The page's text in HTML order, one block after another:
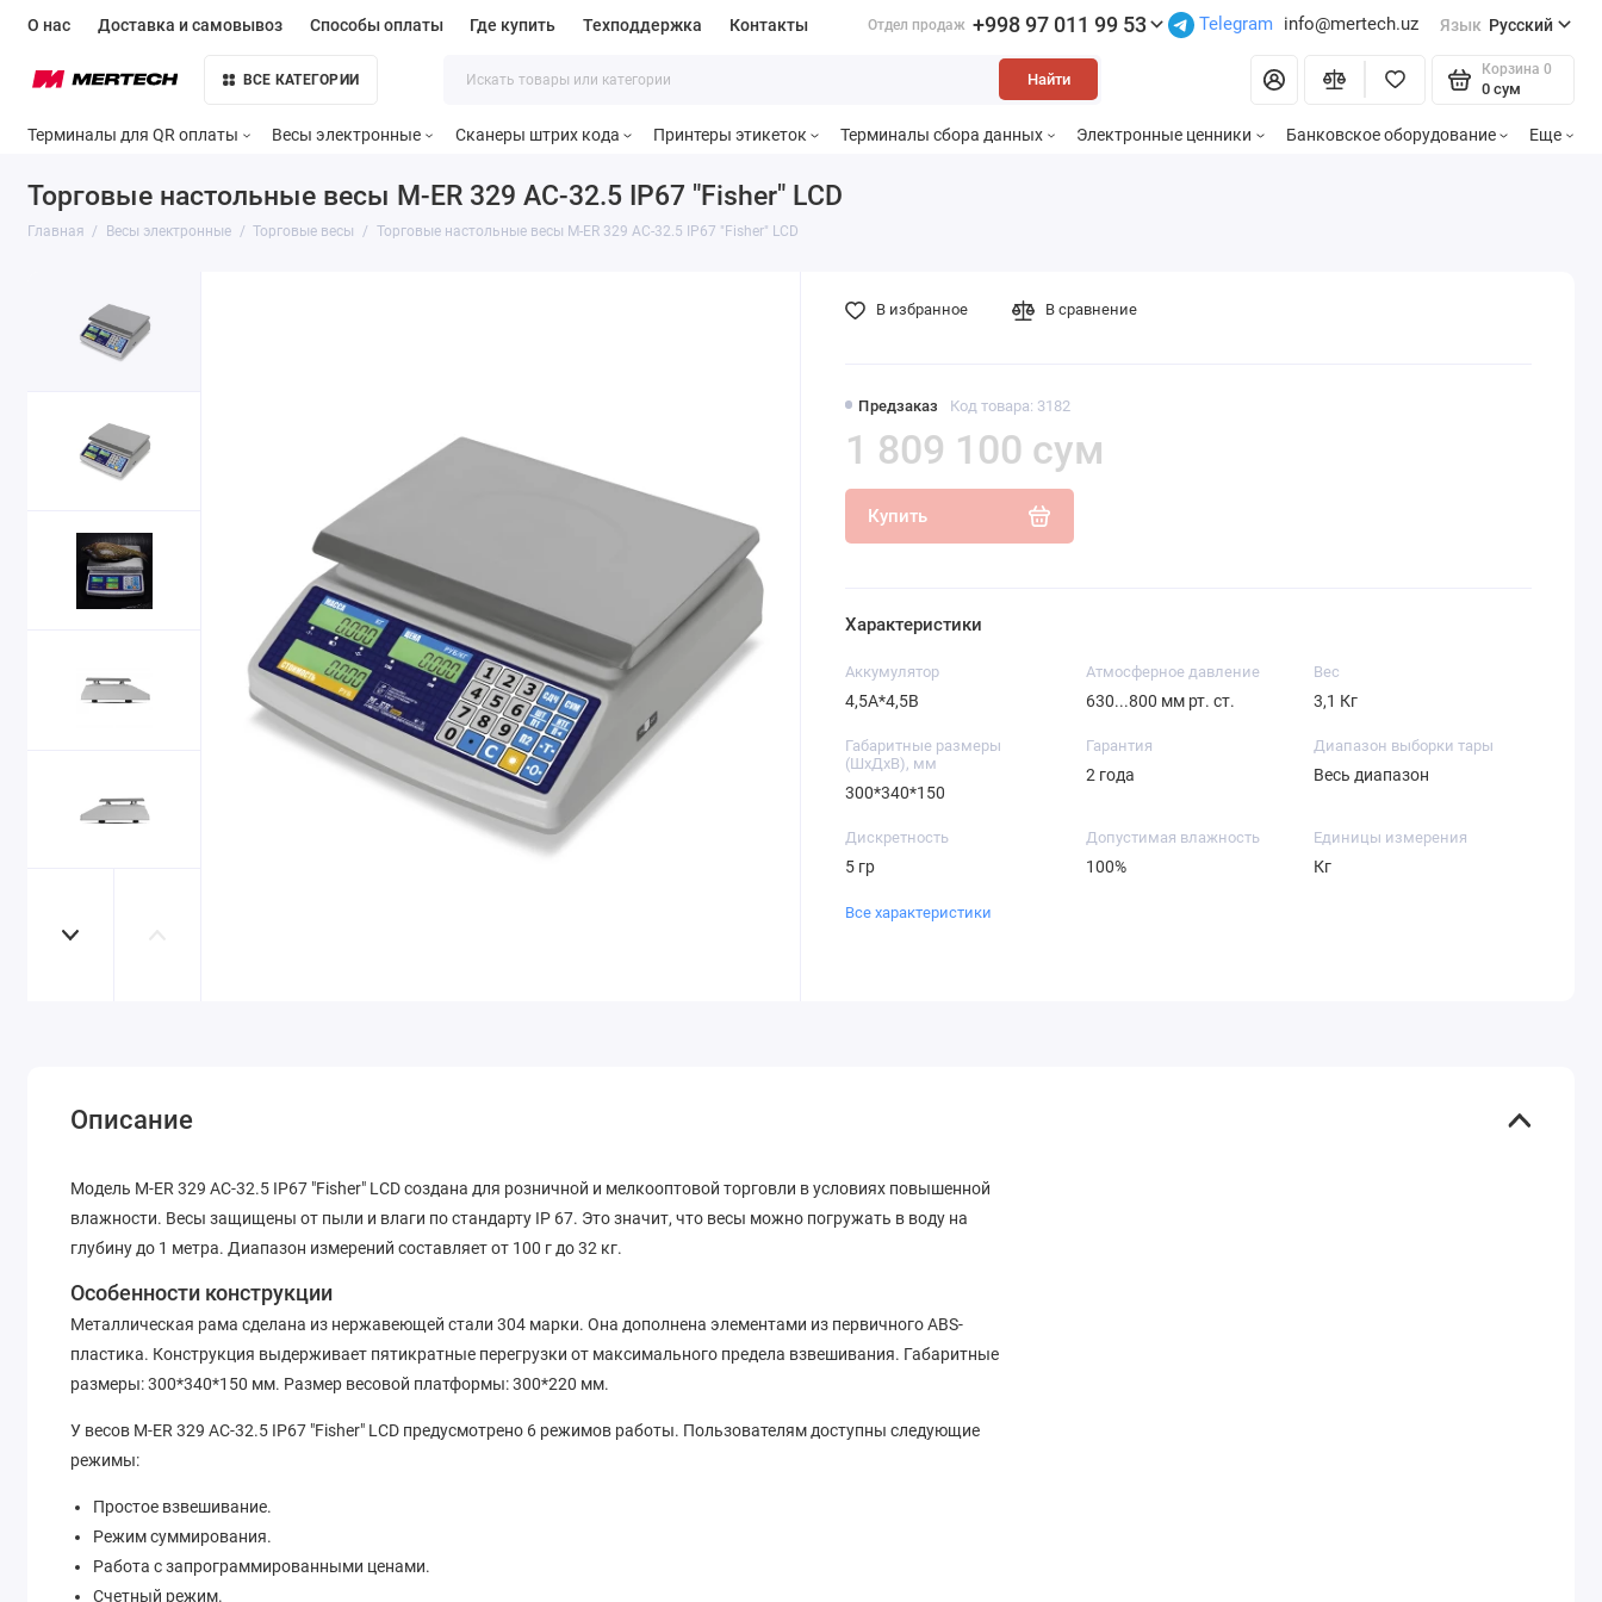
О нас Доставка и самовывоз Способы оплаты Где купить Техподдержка Контакты Отдел продаж +998 97 011 99 53 Telegram info@mertech.uz Язык Русский
ВСЕ КАТЕГОРИИ Найти
Корзина 0
0 сум
Терминалы для QR оплаты Весы электронные Сканеры штрих кода Принтеры этикеток Терминалы сбора данных Электронные ценники Банковское оборудование Еще
Торговые настольные весы M-ER 329 AC-32.5 IP67 "Fisher" LСD
Главная Весы электронные Торговые весы Торговые настольные весы M-ER 329 AC-32.5 IP67 "Fisher" LСD
Предзаказ Код товара: 3182
1 809 100 сум
Купить
В избранное В сравнение
Характеристики
Аккумулятор
4,5А*4,5В
Атмосферное давление
630...800 мм рт. ст.
Вес
3,1 Кг
Габаритные размеры
(ШхДхВ), мм
300*340*150
Гарантия
2 года
Диапазон выборки тары
Весь диапазон
Дискретность
5 гр
Допустимая влажность
100%
Единицы измерения
Кг
Все характеристики
Описание
Модель M-ER 329 AC-32.5 IP67 "Fisher" LCD создана для розничной и мелкооптовой торговли в условиях повышенной
влажности. Весы защищены от пыли и влаги по стандарту IP 67. Это значит, что весы можно погружать в воду на
глубину до 1 метра. Диапазон измерений составляет от 100 г до 32 кг.
Особенности конструкции
Металлическая рама сделана из нержавеющей стали 304 марки. Она дополнена элементами из первичного ABS-
пластика. Конструкция выдерживает пятикратные перегрузки от максимального предела взвешивания. Габаритные
размеры: 300*340*150 мм. Размер весовой платформы: 300*220 мм.
У весов M-ER 329 AC-32.5 IP67 "Fisher" LCD предусмотрено 6 режимов работы. Пользователям доступны следующие
режимы:
Простое взвешивание.
Режим суммирования.
Работа с запрограммированными ценами.
Счетный режим.